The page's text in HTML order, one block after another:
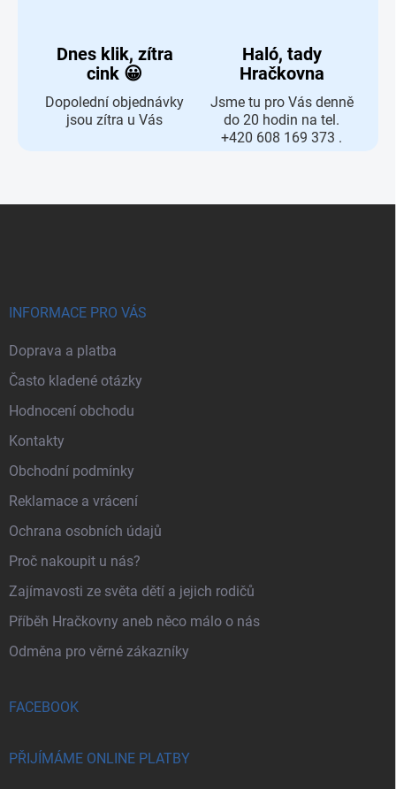
Dnes klik, zítra
cink 😀
Dopolední objednávky
jsou zítra u Vás
Haló, tady
Hračkovna
Jsme tu pro Vás denně
do 20 hodin na tel.
+420 608 169 373 .
INFORMACE PRO VÁS
Doprava a platba
Často kladené otázky
Hodnocení obchodu
Kontakty
Obchodní podmínky
Reklamace a vrácení
Ochrana osobních údajů
Proč nakoupit u nás?
Zajímavosti ze světa dětí a jejich rodičů
Příběh Hračkovny aneb něco málo o nás
Odměna pro věrné zákazníky
FACEBOOK
PŘIJÍMÁME ONLINE PLATBY